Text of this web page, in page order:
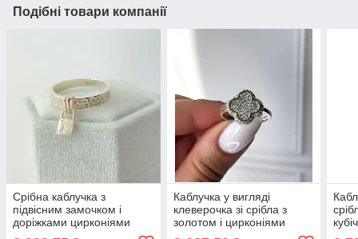
Подібні товари компанії
Срібна каблучка з
підвісним замочком і
доріжками цирконіями
Каблучка у вигляді
клеверочка зі срібла з
золотом і цирконіями